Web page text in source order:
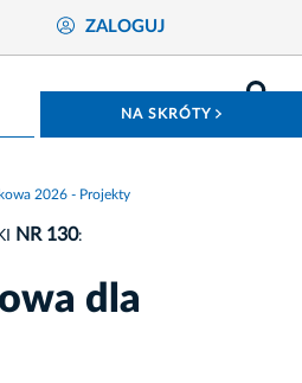
ZALOGUJ
NA SKRÓTY
2026 - Projekty
NR 130:
dla